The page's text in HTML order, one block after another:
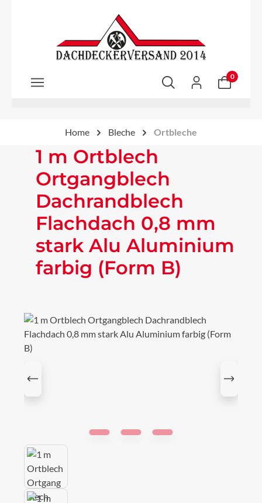
Zum Hauptinhalt springen
0
Home Bleche Ortbleche
1 m Ortblech
Ortgangblech
Dachrandblech
Flachdach 0,8 mm
stark Alu Aluminium
farbig (Form B)
Bildergalerie überspringen